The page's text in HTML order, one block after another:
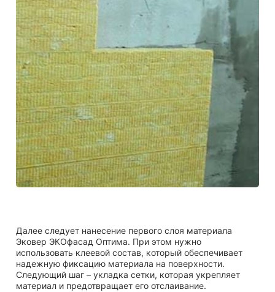
Далее следует нанесение первого слоя материала
Эковер ЭКОфасад Оптима. При этом нужно
использовать клеевой состав, который обеспечивает
надежную фиксацию материала на поверхности.
Следующий шаг – укладка сетки, которая укрепляет
материал и предотвращает его отслаивание.